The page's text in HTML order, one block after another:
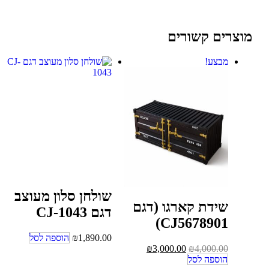
מוצרים קשורים
מבצע!
שידת קארגו (דגם
CJ5678901)
₪4,000.00
₪3,000.00
הוספה לסל
שולחן סלון מעוצב
דגם CJ-1043
₪ 1,890.00 הוספה לסל